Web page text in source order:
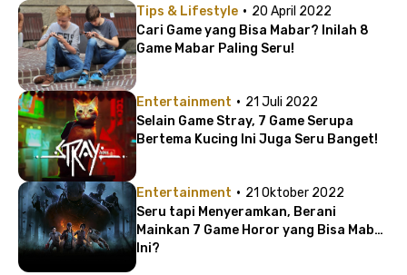
Tips & Lifestyle · 20 April 2022
Cari Game yang Bisa Mabar? Inilah 8
Game Mabar Paling Seru!
Entertainment · 21 Juli 2022
Selain Game Stray, 7 Game Serupa
Bertema Kucing Ini Juga Seru Banget!
Entertainment · 21 Oktober 2022
Seru tapi Menyeramkan, Berani
Mainkan 7 Game Horor yang Bisa Mabar
Ini?